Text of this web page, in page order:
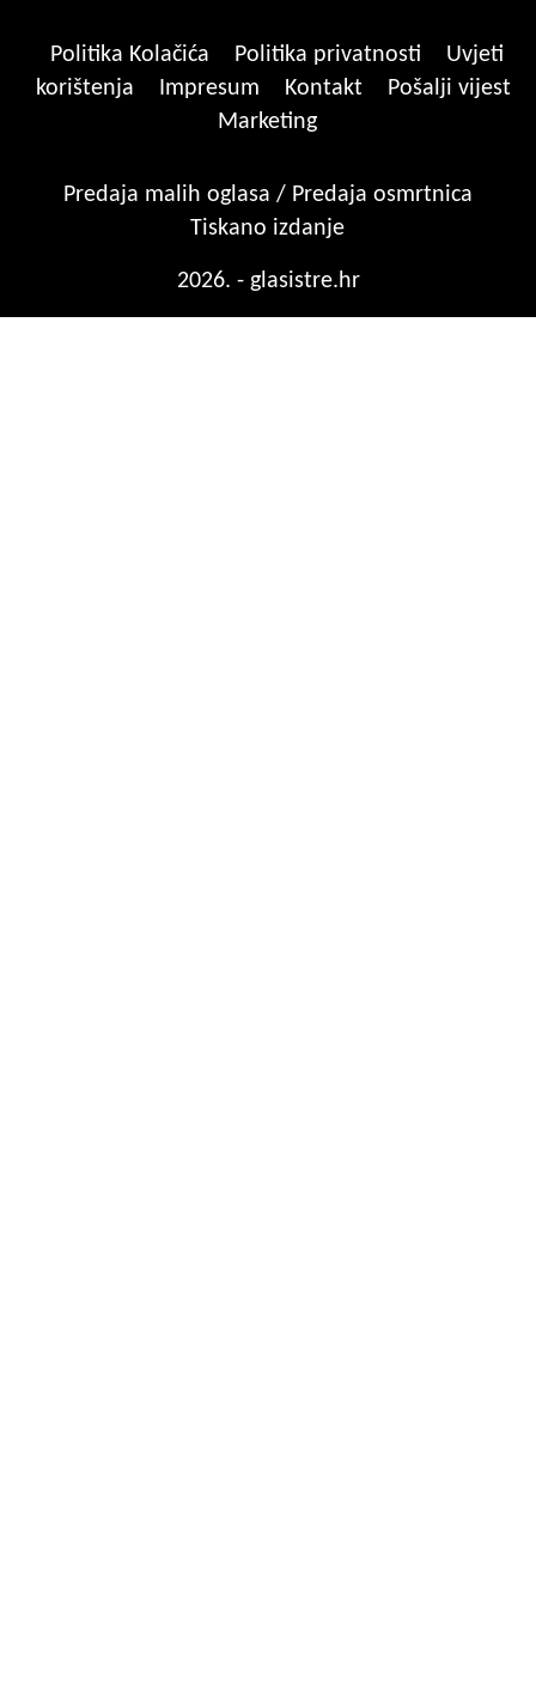
Politika Kolačića Politika privatnosti
Uvjeti
korištenja
Impresum Kontakt
Pošalji vijest
Marketing
Predaja malih oglasa / Predaja osmrtnica
Tiskano izdanje
2026. - glasistre.hr